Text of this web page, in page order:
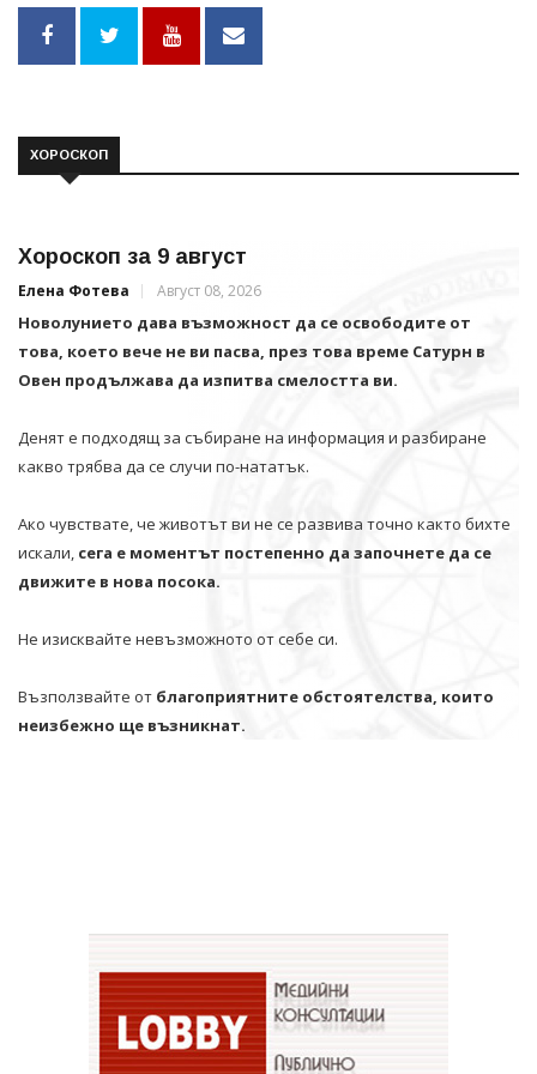
ХОРОСКОП
Хороскоп за 9 август
Елена Фотева Август 08, 2026
Новолунието дава възможност да се освободите от
това, което вече не ви пасва, през това време Сатурн в
Овен продължава да изпитва смелостта ви.
Денят е подходящ за събиране на информация и разбиране
какво трябва да се случи по-нататък.
Ако чувствате, че животът ви не се развива точно както бихте
искали, сега е моментът постепенно да започнете да се
движите в нова посока.
Не изисквайте невъзможното от себе си.
Възползвайте от благоприятните обстоятелства, които
неизбежно ще възникнат.